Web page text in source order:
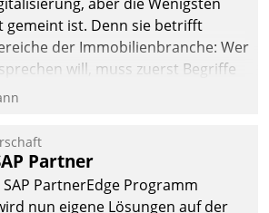
gemeint ist. Denn sie betrifft
der Immobilienbranche: Wer
will, muss zuerst Begriffe
ist die betriebliche Optimierung:
optimierte und automatisierte
darf nicht zu viel erwarten: Allein
einer neuen Software ist es nicht
erfordert von Unternehmen
Partner
PartnerEdge Programm
nun eigene Lösungen auf der